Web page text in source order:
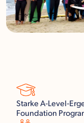
Starke
Foundation